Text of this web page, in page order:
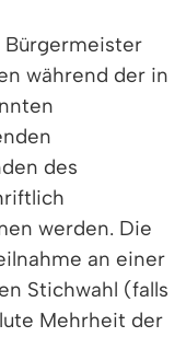
Bürgermeister
während der in
des
werden. Die
an einer
Stichwahl (falls
Mehrheit der